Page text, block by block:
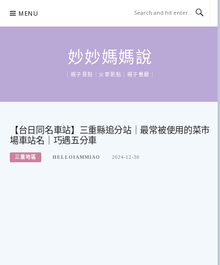
content
MENU
妙妙媽媽說
｜親子景點｜火車景點｜親子餐廳｜
【台日同名車站】三重縣追分站｜最常被使用的菜市
場車站名｜巧遇五分車
三重地區 HELLOIAMMIAO 2024-12-30